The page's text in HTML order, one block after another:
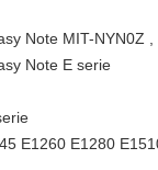
Note MIT-NYN0Z
Note E serie
E1260 E1280